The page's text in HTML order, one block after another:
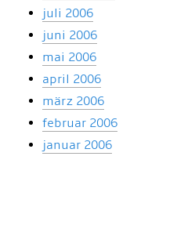
juli 2006
juni 2006
mai 2006
april 2006
märz 2006
februar 2006
januar 2006